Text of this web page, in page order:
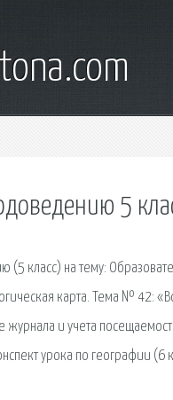
5
(5 класс) на тему:
карта. Тема № 42:
журнала и учета
урока по географии (6